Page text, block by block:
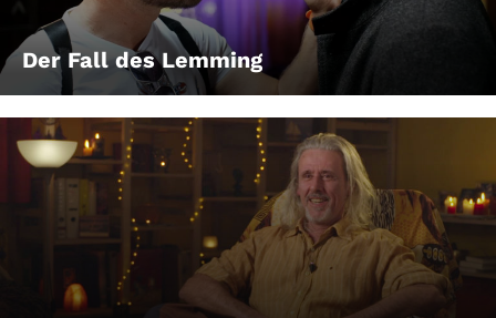
Der Fall des Lemming